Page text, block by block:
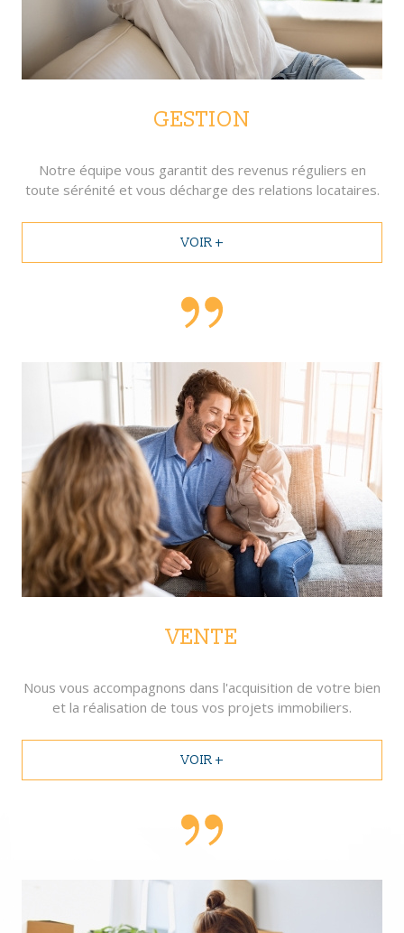
GESTION
Notre équipe vous garantit des revenus réguliers en
toute sérénité et vous décharge des relations locataires.
VOIR +
VENTE
Nous vous accompagnons dans l'acquisition de votre bien
et la réalisation de tous vos projets immobiliers.
VOIR +